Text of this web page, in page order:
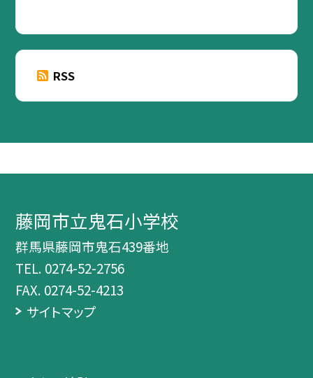
RSS
藤岡市立鬼石小学校
群馬県藤岡市鬼石439番地
TEL. 0274-52-2756
FAX. 0274-52-4213
サイトマップ